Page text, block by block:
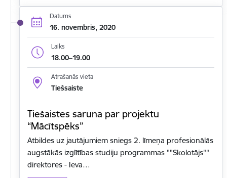
Datums
16. novembris, 2020
Laiks
18.00–19.00
Atrašanās vieta
Tiešsaiste
Tiešaistes saruna par projektu
“Mācītspēks”
Atbildes uz jautājumiem sniegs 2. līmeņa profesionālās
augstākās izglītības studiju programmas ""Skolotājs""
direktores - Ieva…